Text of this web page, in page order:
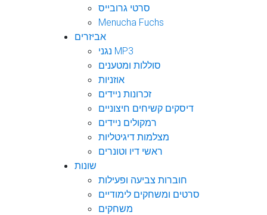
סרטי גרובייס
Menucha Fuchs
אביזרים
נגני MP3
סוללות ומטענים
אוזניות
זכרונות ניידים
דיסקים קשיחים חיצוניים
רמקולים ניידים
מצלמות דיגיטליות
ראשי דיו וטונרים
שונות
חוברות צביעה ופעילות
סרטים ומשחקים לימודיים
משחקים